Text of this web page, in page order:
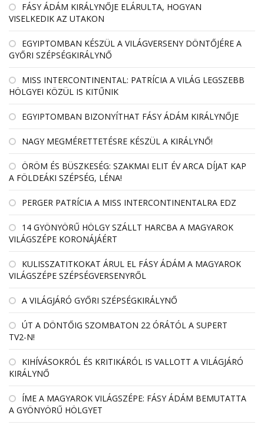
FÁSY ÁDÁM KIRÁLYNŐJE ELÁRULTA, HOGYAN
VISELKEDIK AZ UTAKON
EGYIPTOMBAN KÉSZÜL A VILÁGVERSENY DÖNTŐJÉRE A
GYŐRI SZÉPSÉGKIRÁLYNŐ
MISS INTERCONTINENTAL: PATRÍCIA A VILÁG LEGSZEBB
HÖLGYEI KÖZÜL IS KITŰNIK
EGYIPTOMBAN BIZONYÍTHAT FÁSY ÁDÁM KIRÁLYNŐJE
NAGY MEGMÉRETTETÉSRE KÉSZÜL A KIRÁLYNŐ!
ÖRÖM ÉS BÜSZKESÉG: SZAKMAI ELIT ÉV ARCA DÍJAT KAP
A FÖLDEÁKI SZÉPSÉG, LÉNA!
PERGER PATRÍCIA A MISS INTERCONTINENTALRA EDZ
14 GYÖNYÖRŰ HÖLGY SZÁLLT HARCBA A MAGYAROK
VILÁGSZÉPE KORONÁJÁÉRT
KULISSZATITKOKAT ÁRUL EL FÁSY ÁDÁM A MAGYAROK
VILÁGSZÉPE SZÉPSÉGVERSENYRŐL
A VILÁGJÁRÓ GYŐRI SZÉPSÉGKIRÁLYNŐ
ÚT A DÖNTŐIG SZOMBATON 22 ÓRÁTÓL A SUPERT
TV2-N!
KIHÍVÁSOKRÓL ÉS KRITIKÁRÓL IS VALLOTT A VILÁGJÁRÓ
KIRÁLYNŐ
ÍME A MAGYAROK VILÁGSZÉPE: FÁSY ÁDÁM BEMUTATTA
A GYÖNYÖRŰ HÖLGYET